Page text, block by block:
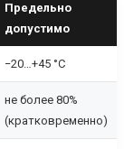
Предельно
допустимо
−20…+45 °C
не более 80%
(кратковременно)